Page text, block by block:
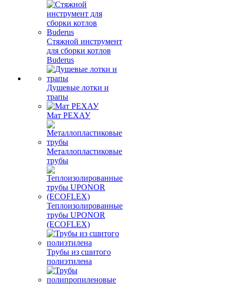
Стяжной инструмент
для сборки котлов
Buderus
Душевые лотки и
трапы
Мат РЕХАУ
Металлопластиковые
трубы
Теплоизолированные
трубы UPONOR
(ECOFLEX)
Трубы из сшитого
полиэтилена